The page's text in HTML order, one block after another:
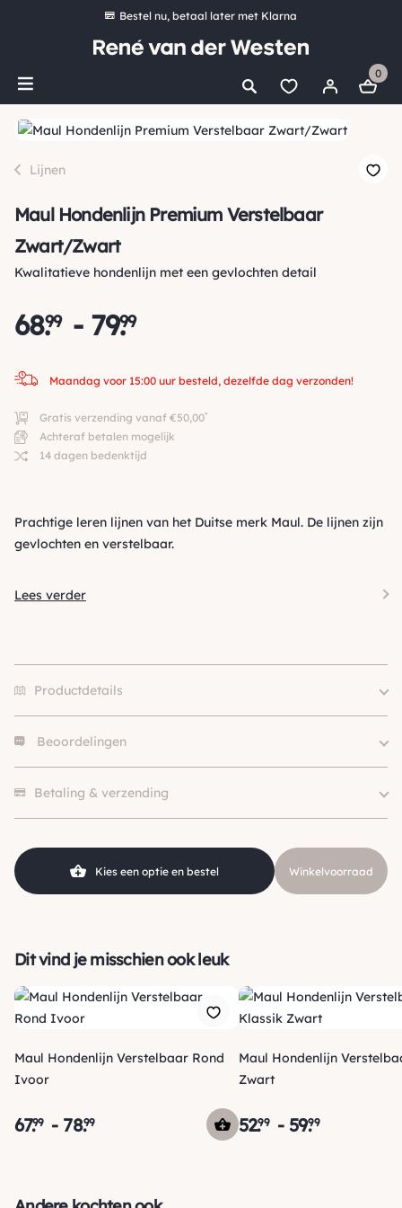
Bestel nu, betaal later met Klarna
Ruim 16.000 artikelen op voorraad
Maandag voor 15:00 uur besteld, dezelfde dag verzonden!
0
Lijnen
Maul Hondenlijn Premium Verstelbaar
Zwart/Zwart
Kwalitatieve hondenlijn met een gevlochten detail
68.
99 - 79.
99
Maandag voor 15:00 uur besteld, dezelfde dag verzonden!
Gratis verzending vanaf €50,00*
Achteraf betalen mogelijk
14 dagen bedenktijd
Prachtige leren lijnen van het Duitse merk Maul. De lijnen zijn
gevlochten en verstelbaar.
Lees verder
Productdetails
Merk
2m/12mm, 2m/15mm,
25kg), Groot (> 25kg )
Soort
Verstelbare Lijn
Materiaal
Leer
Beoordelingen
Betaling & verzending
Kies een optie en bestel Winkelvoorraad
Dit vind je misschien ook leuk
Maul Hondenlijn Verstelbaar Rond
Ivoor
67.99 - 78.99
Maul Hondenlijn
Zwart
52.99 - 59.99